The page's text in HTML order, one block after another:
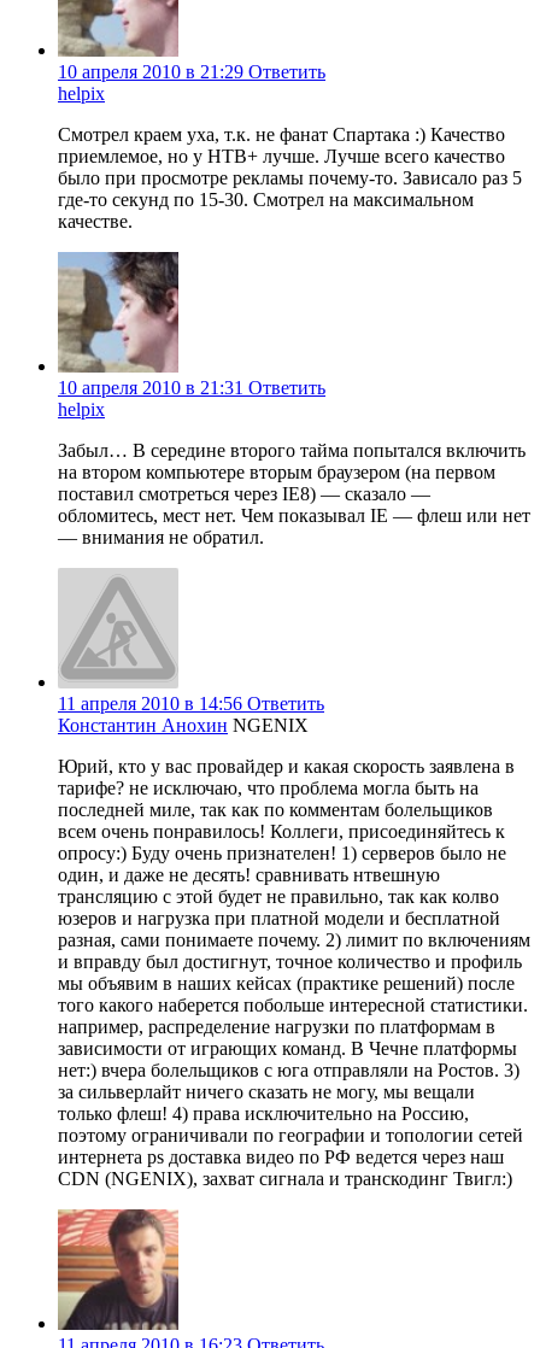
10 апреля 2010 в 21:29 Ответить
helpix
Смотрел краем уха, т.к. не фанат Спартака :) Качество
приемлемое, но у НТВ+ лучше. Лучше всего качество
было при просмотре рекламы почему-то. Зависало раз 5
где-то секунд по 15-30. Смотрел на максимальном
качестве.
10 апреля 2010 в 21:31 Ответить
helpix
Забыл… В середине второго тайма попытался включить
на втором компьютере вторым браузером (на первом
поставил смотреться через IE8) — сказало —
обломитесь, мест нет. Чем показывал IE — флеш или нет
— внимания не обратил.
11 апреля 2010 в 14:56 Ответить
Константин Анохин NGENIX
Юрий, кто у вас провайдер и какая скорость заявлена в
тарифе? не исключаю, что проблема могла быть на
последней миле, так как по комментам болельщиков
всем очень понравилось! Коллеги, присоединяйтесь к
опросу:) Буду очень признателен! 1) серверов было не
один, и даже не десять! сравнивать нтвешную
трансляцию с этой будет не правильно, так как колво
юзеров и нагрузка при платной модели и бесплатной
разная, сами понимаете почему. 2) лимит по включениям
и вправду был достигнут, точное количество и профиль
мы объявим в наших кейсах (практике решений) после
того какого наберется побольше интересной статистики.
например, распределение нагрузки по платформам в
зависимости от играющих команд. В Чечне платформы
нет:) вчера болельщиков с юга отправляли на Ростов. 3)
за сильверлайт ничего сказать не могу, мы вещали
только флеш! 4) права исключительно на Россию,
поэтому ограничивали по географии и топологии сетей
интернета ps доставка видео по РФ ведется через наш
CDN (NGENIX), захват сигнала и транскодинг Твигл:)